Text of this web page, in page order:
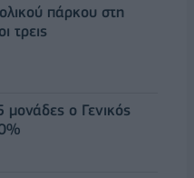
πάρκου στη
τρεις
μονάδες ο Γενικός